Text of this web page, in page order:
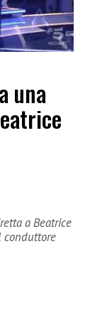
una
a Beatrice
conduttore